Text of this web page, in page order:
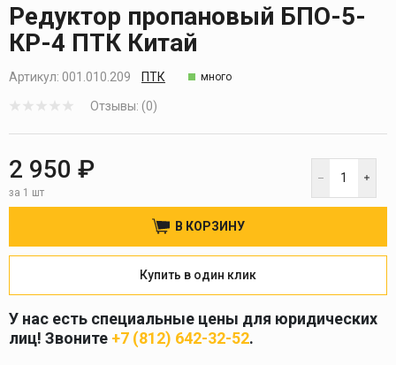
Кликните, чтобы скопировать прямую ссылку
Редуктор пропановый БПО-5-
КР-4 ПТК Китай
Артикул: 001.010.209 ПТК много
Отзывы: (0)
2 950 ₽
за 1 шт
В КОРЗИНУ
Купить в один клик
У нас есть специальные цены для юридических
лиц! Звоните +7 (812) 642-32-52.